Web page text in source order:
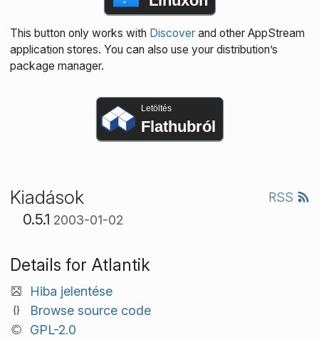
This button only works with Discoverand other AppStream
application stores. You can also use your distribution’s
package manager.
Letöltés
Flathubról
Kiadások RSS
0.5.1 2003-01-02
Details for Atlantik
Hiba jelentése
Browse source code
GPL-2.0